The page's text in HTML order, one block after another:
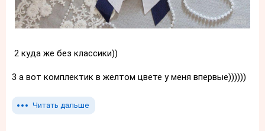
2 куда же без классики))
3 а вот комплектик в желтом цвете у меня впервые))))))
Читать дальше